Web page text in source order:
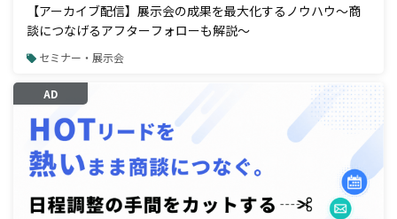
【アーカイブ配信】展示会の成果を最大化するノウハウ～商
談につなげるアフターフォローも解説～
セミナー・展示会
AD